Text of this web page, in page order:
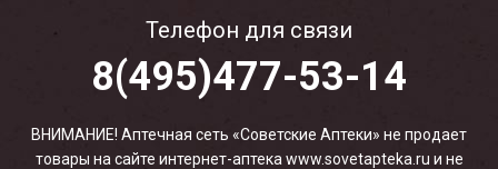
Телефон для связи
8(495)477-53-14
ВНИМАНИЕ! Аптечная сеть «Советские Аптеки» не продает
товары на сайте интернет-аптека www.sovetapteka.ru и не